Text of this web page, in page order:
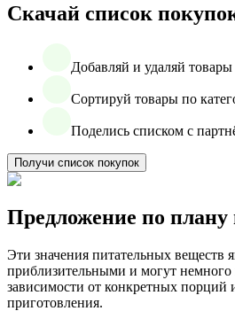
Скачай список
Добавляй и удаляй товары
Сортируй товары по
Поделись списком с
Получи список покупок
Предложение по плану
Эти значения питательных веществ
приблизительными и могут немного
зависимости от конкретных порций
приготовления.